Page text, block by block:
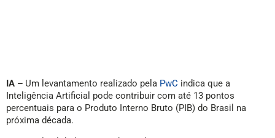
IA – Um levantamento realizado pela PwC indica que a
Inteligência Artificial pode contribuir com até 13 pontos
percentuais para o Produto Interno Bruto (PIB) do Brasil na
próxima década.